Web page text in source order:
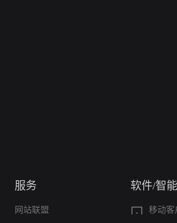
服务
网站联盟
软件/智
移动客